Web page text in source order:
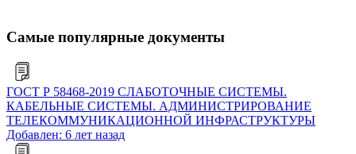
Самые популярные документы
ГОСТ Р 58468-2019 СЛАБОТОЧНЫЕ СИСТЕМЫ.
КАБЕЛЬНЫЕ СИСТЕМЫ. АДМИНИСТРИРОВАНИЕ
ТЕЛЕКОММУНИКАЦИОННОЙ ИНФРАСТРУКТУРЫ
Добавлен: 6 лет назад